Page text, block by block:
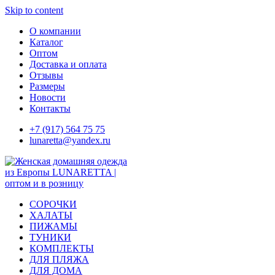
Skip to content
О компании
Каталог
Оптом
Доставка и оплата
Отзывы
Размеры
Новости
Контакты
+7 (917) 564 75 75
lunaretta@yandex.ru
СОРОЧКИ
ХАЛАТЫ
ПИЖАМЫ
ТУНИКИ
КОМПЛЕКТЫ
ДЛЯ ПЛЯЖА
ДЛЯ ДОМА